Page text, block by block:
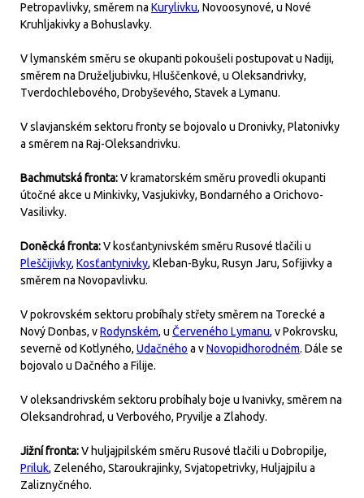
Petropavlivky, směrem na Kurylivku, Novoosynové, u Nové
Kruhljakivky a Bohuslavky.
V lymanském směru se okupanti pokoušeli postupovat u Nadiji,
směrem na Druželjubivku, Hluščenkové, u Oleksandrivky,
Tverdochlebového, Drobyševého, Stavek a Lymanu.
V slavjanském sektoru fronty se bojovalo u Dronivky, Platonivky
a směrem na Raj-Oleksandrivku.
Bachmutská fronta:V kramatorském směru provedli okupanti
útočné akce u Minkivky, Vasjukivky, Bondarného a Orichovo-
Vasilivky.
Doněcká fronta:V kosťantynivském směru Rusové tlačili u
Pleščijivky, Kosťantynivky, Kleban-Byku, Rusyn Jaru, Sofijivky a
směrem na Novopavlivku.
V pokrovském sektoru probíhaly střety směrem na Torecké a
Nový Donbas, vRodynském, u Červeného Lymanu, v Pokrovsku,
severně od Kotlyného, Udačného a vNovopidhorodném. Dále se
bojovalo u Dačného a Filije.
V oleksandrivském sektoru probíhaly boje u Ivanivky, směrem na
Oleksandrohrad, u Verbového, Pryvilje a Zlahody.
Jižní fronta:V huljajpilském směru Rusové tlačili u Dobropilje,
Priluk, Zeleného, Staroukrajinky, Svjatopetrivky, Huljajpilu a
Zaliznyčného.